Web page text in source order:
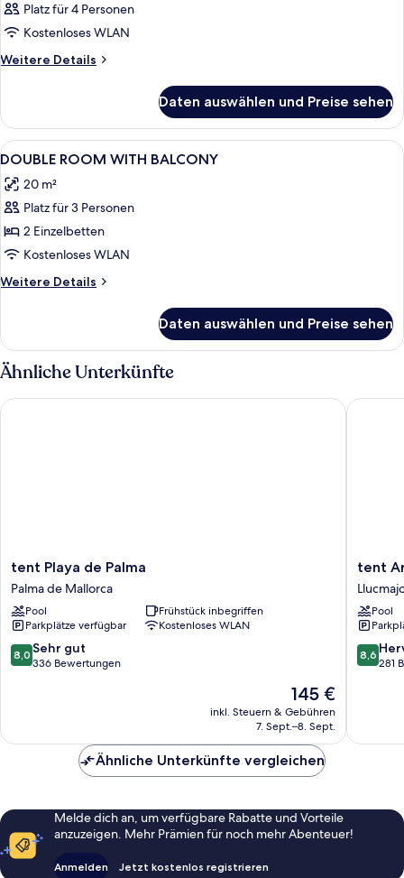
Platz für 4 Personen
Kostenloses WLAN
Weitere Details
Weitere
Daten auswählen und Preise sehen
Alle
Fotos
für
DOUBLE
ROOM
WITH
BALCONY
anzeigen
Verdunkelungsvorhänge,
1
DOUBLE ROOM WITH BALCONY
20 m²
Platz für 3 Personen
2 Einzelbetten
Kostenloses WLAN
Weitere Details
Weitere
ROOM
WITH
BALCONY
Daten auswählen und Preise sehen
Ähnliche Unterkünfte
tent
Playa
de
Palma
Palma
de
Mallorca
tent Playa de Palma
Palma de Mallorca
Pool
Frühstück inbegriffen
Parkplätze verfügbar
Kostenloses WLAN
8.0
von
Bewertungen
8,0 Sehr gut
336 Bewertungen
Der
Preis
beträgt
145 €
inkl. Steuern & Gebühren
7. Sept.–8. Sept.
tent Playa de Palma
tent
Arenal
tent
Pool
8.6
von
8,6
281
tent
Ähnliche Unterkünfte vergleichen
Melde dich an, um verfügbare Rabatte und Vorteile
anzuzeigen. Mehr Prämien für noch mehr Abenteuer!
Anmelden Jetzt kostenlos registrieren